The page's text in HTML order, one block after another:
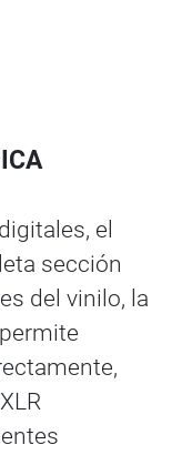
el
sección
del vinilo, la